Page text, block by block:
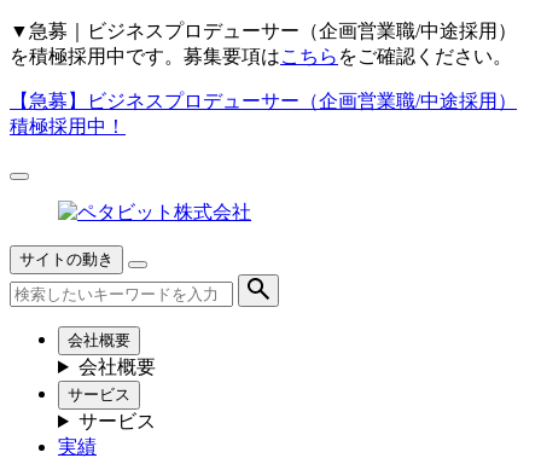
▼ 急募｜ビジネスプロデューサー（企画営業職/中途採用）
を積極採用中です。募集要項はこちら をご確認ください。
【急募】
ビジネスプロデューサー（企画営業職/中途採用）
積極採用中！
サイトの動き
会社概要
会社概要
サービス
サービス
実績